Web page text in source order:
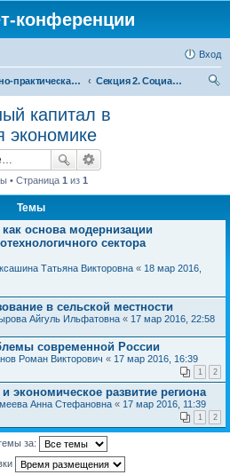
конференции
Вход
Научно-практическая интернет-конференция «Глобальные вызовы и региональное развитие в зеркале социологических измерений»
Секция 2. Социальный капитал в глобализирующейся экономике
капитал в
экономике
• Страница 1 из 1
Темы
основа модернизации
сектора
Татьяна Викторовна « 18 мар 2016,
в сельской местности
Айгуль Ильфатовна « 17 мар 2016, 22:58
современной России
Роман Викторович « 17 мар 2016, 16:39
1 2
экономическое развитие региона
Анна Стефановна « 17 мар 2016, 11:39
1 2
за: